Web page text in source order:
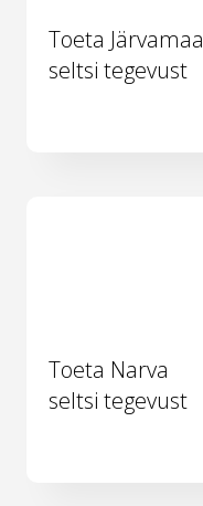
Toeta Järvamaa
seltsi tegevust
Toeta Narva
seltsi tegevust